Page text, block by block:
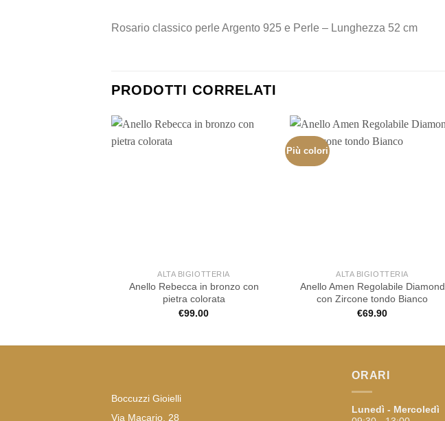
Rosario classico perle Argento 925 e Perle – Lunghezza 52 cm
PRODOTTI CORRELATI
ALTA BIGIOTTERIA
Anello Rebecca in bronzo con
pietra colorata
€99.00
Più colori
ALTA BIGIOTTERIA
Anello Amen Regolabile Diamond
con Zircone tondo Bianco
€69.90
Boccuzzi Gioielli
Via Macario, 28
ORARI
Lunedì - Mercoledì